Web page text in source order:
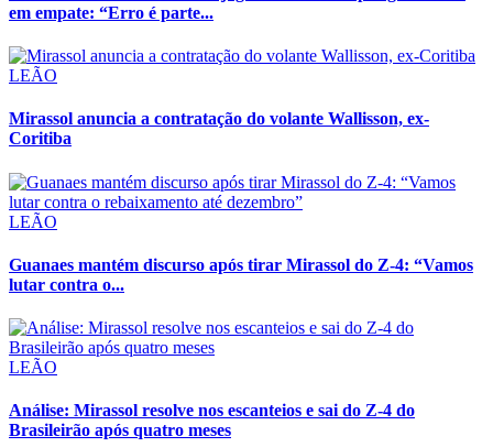
em empate: “Erro é parte...
LEÃO
Mirassol anuncia a contratação do volante Wallisson, ex-
Coritiba
LEÃO
Guanaes mantém discurso após tirar Mirassol do Z-4: “Vamos
lutar contra o...
LEÃO
Análise: Mirassol resolve nos escanteios e sai do Z-4 do
Brasileirão após quatro meses